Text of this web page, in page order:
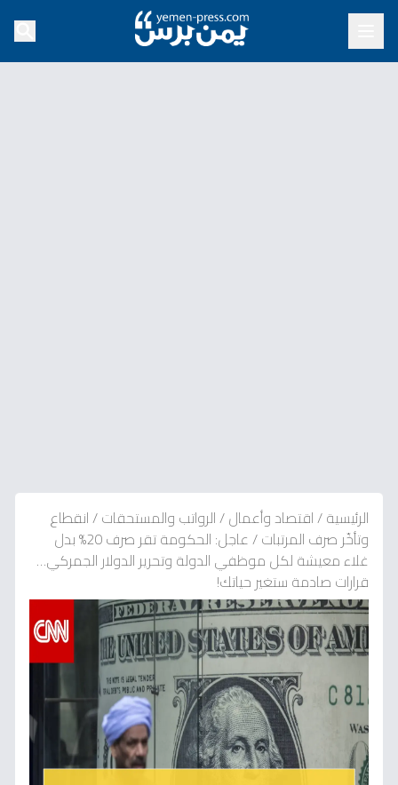
الرئيسية/اقتصاد وأعمال/الرواتب والمستحقات/انقطاع
وتأخّر صرف المرتبات/
عاجل: الحكومة تقر صرف 20% بدل
غلاء معيشة لكل موظفي الدولة وتحرير الدولار الجمركي…
قرارات صادمة ستغير حياتك!